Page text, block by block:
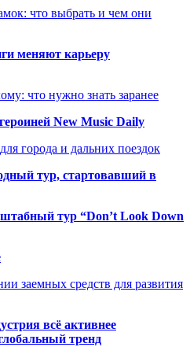
что выбрать и чем они
меняют карьеру
что нужно знать заранее
New Music Daily
города и дальних поездок
тур, стартовавший в
тур “Don’t Look Down
заемных средств для развития
всё активнее
тренд